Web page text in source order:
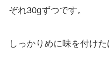
ぞれ30gずつです。
しっかりめに味を付けた